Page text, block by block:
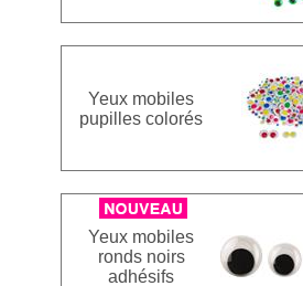
Yeux mobiles
pupilles colorés
Yeux mobiles
ronds noirs
adhésifs